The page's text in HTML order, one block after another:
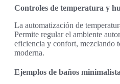
Controles de temperatura y
La automatización de
Permite regular el ambiente
eficiencia y confort, mezclando
moderna.
Ejemplos de baños